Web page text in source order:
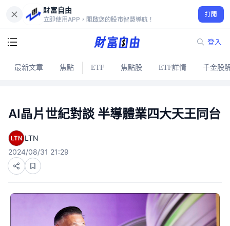
財富自由
立即使用APP，開啟您的股市智慧導航！
打開
登入
最新文章 焦點 ETF 焦點股 ETF詳情 千金股
AI晶片世紀對談 半導體業四大天王同台
LTN
2024/08/31 21:29